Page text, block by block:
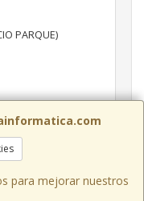
para mejorar nuestros
PARQUE)